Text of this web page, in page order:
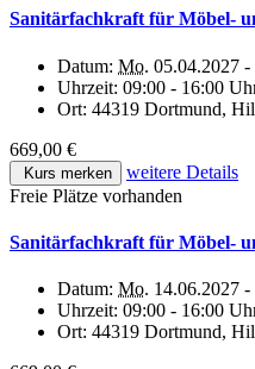
Sanitärfachkraft für Möbel-
Datum: Mo. 05.04.2027 -
Uhrzeit: 09:00 - 16:00
Ort: 44319 Dortmund,
669,00 €
Kurs merken
weitere Details
Freie Plätze vorhanden
Sanitärfachkraft für Möbel-
Datum: Mo. 14.06.2027 -
Uhrzeit: 09:00 - 16:00
Ort: 44319 Dortmund,